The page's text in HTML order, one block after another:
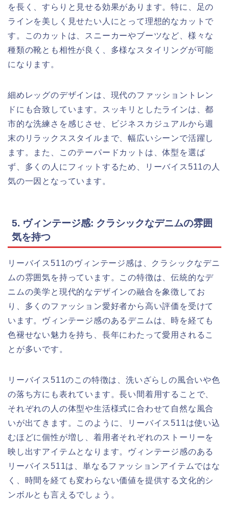
を長く、すらりと見せる効果があります。特に、足の
ラインを美しく見せたい人にとって理想的なカットで
す。このカットは、スニーカーやブーツなど、様々な
種類の靴とも相性が良く、多様なスタイリングが可能
になります。
細めレッグのデザインは、現代のファッショントレン
ドにも合致しています。スッキリとしたラインは、都
市的な洗練さを感じさせ、ビジネスカジュアルから週
末のリラックススタイルまで、幅広いシーンで活躍し
ます。また、このテーパードカットは、体型を選ば
ず、多くの人にフィットするため、リーバイス511の人
気の一因となっています。
5. ヴィンテージ感: クラシックなデニムの雰囲
気を持つ
リーバイス511のヴィンテージ感は、クラシックなデニ
ムの雰囲気を持っています。この特徴は、伝統的なデ
ニムの美学と現代的なデザインの融合を象徴してお
り、多くのファッション愛好者から高い評価を受けて
います。ヴィンテージ感のあるデニムは、時を経ても
色褪せない魅力を持ち、長年にわたって愛用されるこ
とが多いです。
リーバイス511のこの特徴は、洗いざらしの風合いや色
の落ち方にも表れています。長い間着用することで、
それぞれの人の体型や生活様式に合わせて自然な風合
いが出てきます。このように、リーバイス511は使い込
むほどに個性が増し、着用者それぞれのストーリーを
映し出すアイテムとなります。ヴィンテージ感のある
リーバイス511は、単なるファッションアイテムではな
く、時間を経ても変わらない価値を提供する文化的シ
ンボルとも言えるでしょう。